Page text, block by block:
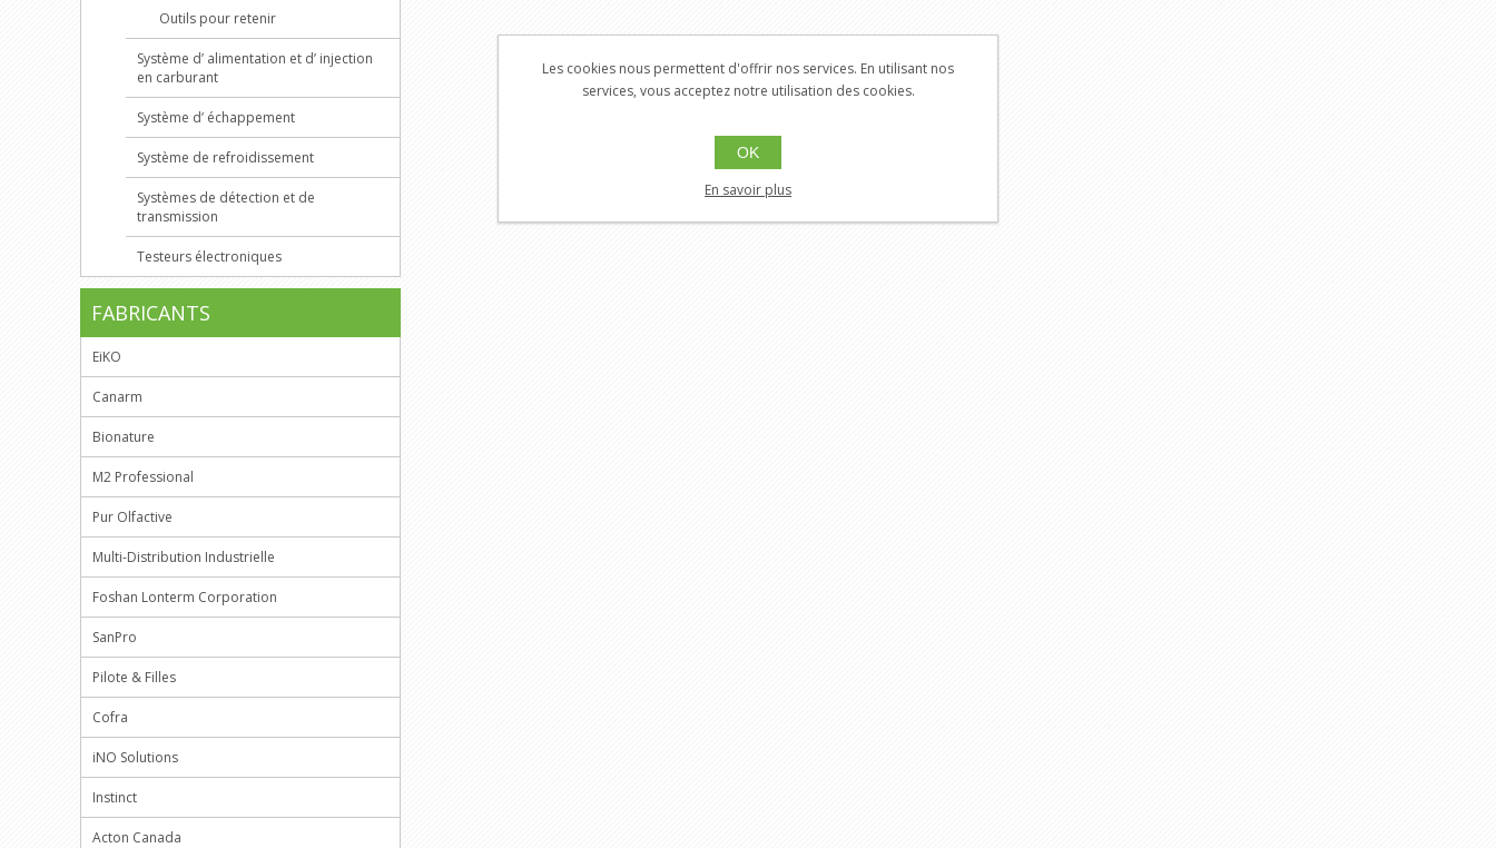
Outils pour retenir
Système d’ alimentation et d’ injection
en carburant
Système d’ échappement
Système de refroidissement
Systèmes de détection et de
transmission
Testeurs électroniques
FABRICANTS
EiKO
Canarm
Bionature
M2 Professional
Pur Olfactive
Multi-Distribution Industrielle
Foshan Lonterm Corporation
SanPro
Pilote & Filles
Cofra
iNO Solutions
Instinct
Acton Canada
Les cookies nous permettent d'offrir nos services. En utilisant nos
services, vous acceptez notre utilisation des cookies.
OK
En savoir plus